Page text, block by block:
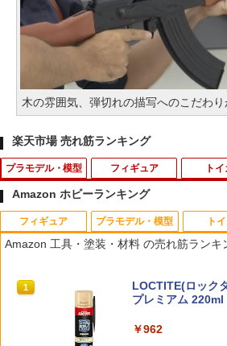
木の雰囲気、弾切れの描写へのこだわり
楽天市場 売れ筋ランキング
プラモデル・模型
1
バンダイスピリッ
アーマー(ローザ
07ロ-ザンウオ-
￥600
フィギュア
1
2026年10月予約
フィギュアコレク
種セット カプセ
￥3,000
ト
1
Maple Leaf
アップパッキン
イ等 各社電動ガ
￥950
1
2mmアルミロッ
個） 95719 ミニ
【一年間保証&人
Amazon ホビーランキング
フィギュア
1
タカラトミー
K トランスフォー
プラモデル・模型
1
BANDAI SPIRITS(
30MS SIS-J00 メ
ト
1
東京マルイ
ト ガバメント HG
Amazon 工具・塗装・材料 の売れ筋ランキ
1
LOCTITE(ロック
プレミアム 220ml
￥962